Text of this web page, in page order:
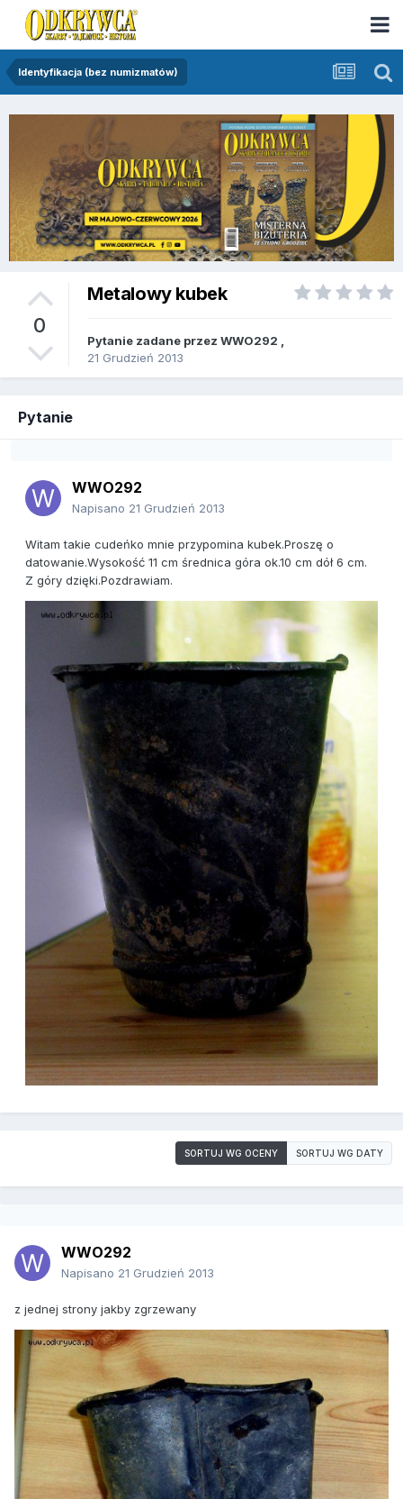
Identyfikacja (bez numizmatów)
0
Metalowy kubek
Pytanie zadane przez WWO292
21 Grudzień 2013
Pytanie
WWO292
Napisano 21 Grudzień 2013
Witam takie cudeńko mnie przypomina kubek.Proszę o
datowanie.Wysokość 11 cm średnica góra ok.10 cm dół 6 cm.
Z góry dzięki.Pozdrawiam.
SORTUJ WG OCENY SORTUJ WG DATY
WWO292
Napisano 21 Grudzień 2013
z jednej strony jakby zgrzewany